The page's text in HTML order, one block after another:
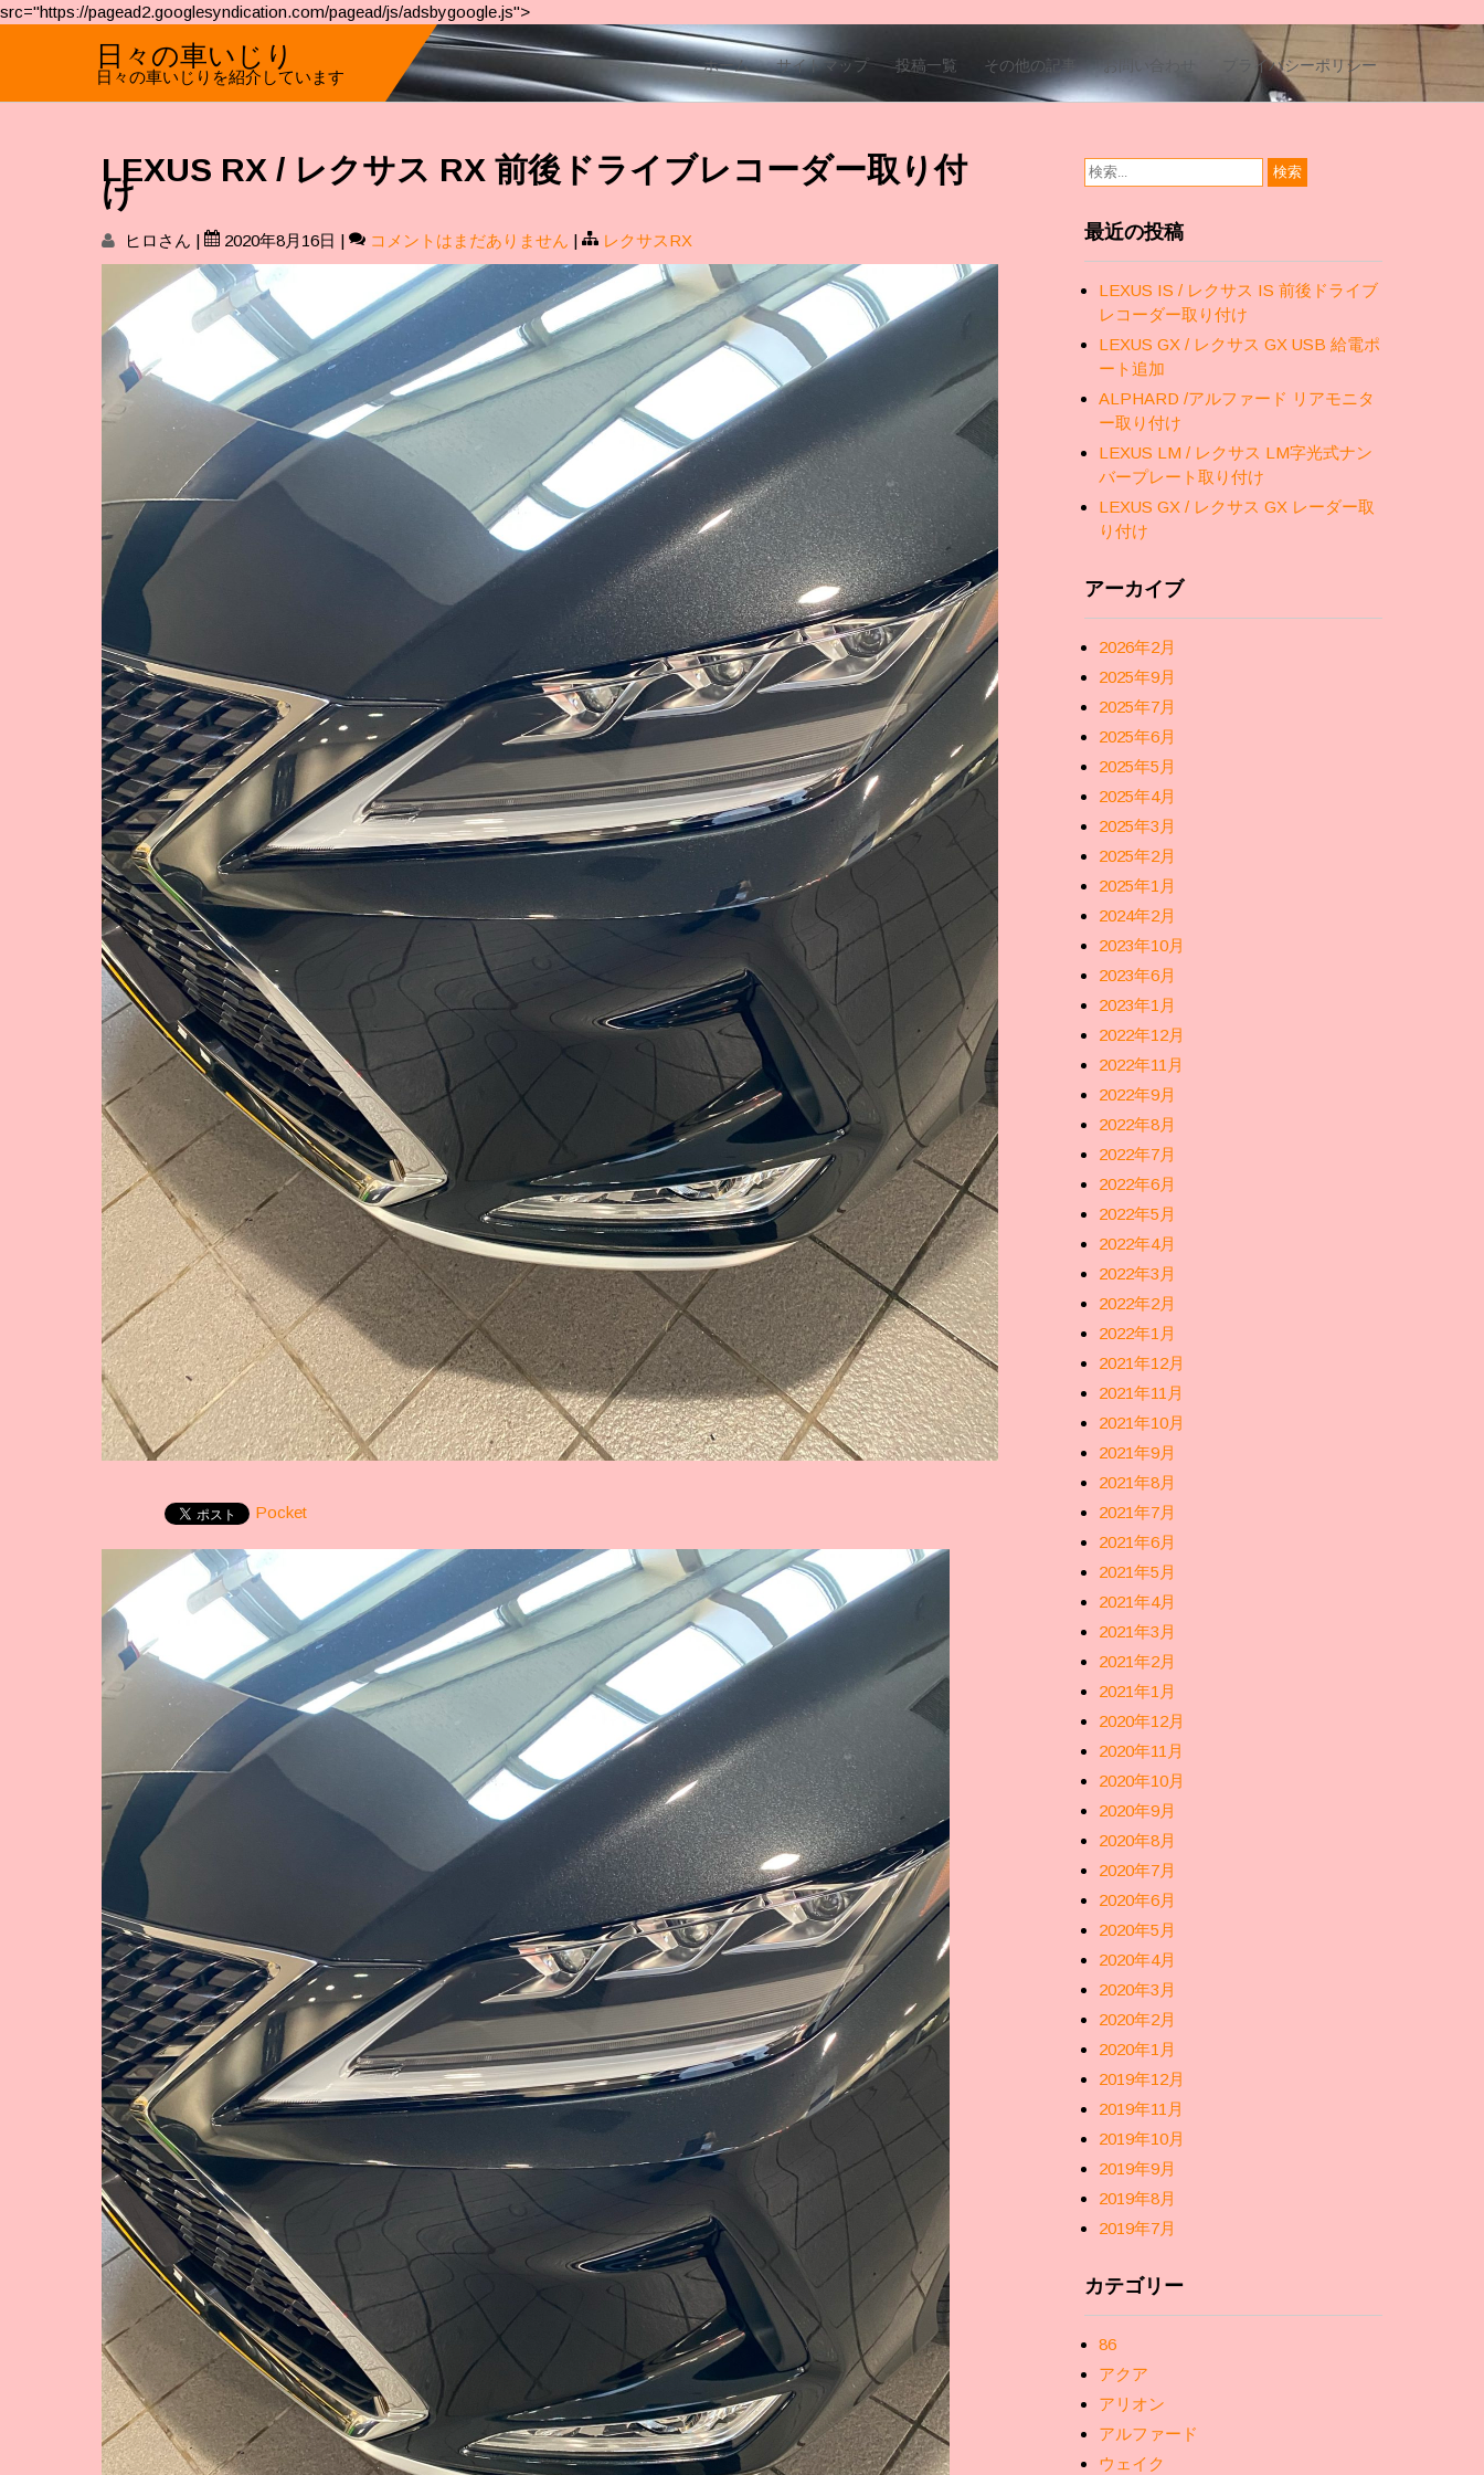
src="https://pagead2.googlesyndication.com/pagead/js/adsbygoogle.js">
日々の車いじり
日々の車いじりを紹介しています
ホーム サイトマップ 投稿一覧 その他の記事 お問い合わせ プライバシーポリシー
LEXUS RX / レクサス RX 前後ドライブレコーダー取り付
け
ヒロさん | 2020年8月16日 | コメントはまだありません | レクサスRX
Pocket
最近の投稿
LEXUS IS / レクサス IS 前後ドライブ
レコーダー取り付け
LEXUS GX / レクサス GX USB 給電ポ
ート追加
ALPHARD /アルファード リアモニタ
ー取り付け
LEXUS LM / レクサス LM字光式ナン
バープレート取り付け
LEXUS GX / レクサス GX レーダー取
り付け
アーカイブ
2026年2月
2025年9月
2025年7月
2025年6月
2025年5月
2025年4月
2025年3月
2025年2月
2025年1月
2024年2月
2023年10月
2023年6月
2023年1月
2022年12月
2022年11月
2022年9月
2022年8月
2022年7月
2022年6月
2022年5月
2022年4月
2022年3月
2022年2月
2022年1月
2021年12月
2021年11月
2021年10月
2021年9月
2021年8月
2021年7月
2021年6月
2021年5月
2021年4月
2021年3月
2021年2月
2021年1月
2020年12月
2020年11月
2020年10月
2020年9月
2020年8月
2020年7月
2020年6月
2020年5月
2020年4月
2020年3月
2020年2月
2020年1月
2019年12月
2019年11月
2019年10月
2019年9月
2019年8月
2019年7月
カテゴリー
86
アクア
アリオン
アルファード
ウェイク